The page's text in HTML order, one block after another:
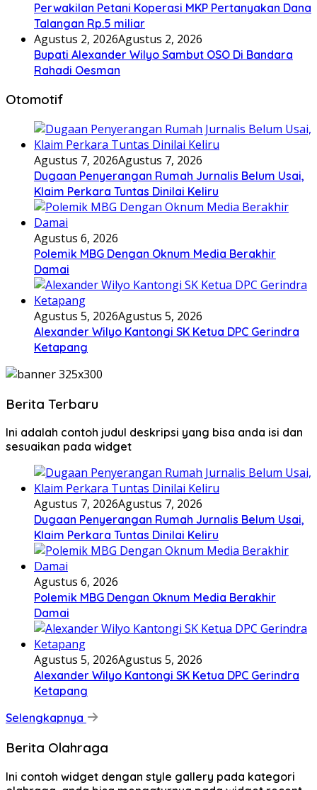
Perwakilan Petani Koperasi MKP Pertanyakan Dana
Talangan Rp.5 miliar
Agustus 2, 2026Agustus 2, 2026
Bupati Alexander Wilyo Sambut OSO Di Bandara
Rahadi Oesman
Otomotif
Agustus 7, 2026Agustus 7, 2026
Dugaan Penyerangan Rumah Jurnalis Belum Usai,
Klaim Perkara Tuntas Dinilai Keliru
Agustus 6, 2026
Polemik MBG Dengan Oknum Media Berakhir
Damai
Agustus 5, 2026Agustus 5, 2026
Alexander Wilyo Kantongi SK Ketua DPC Gerindra
Ketapang
Berita Terbaru
Ini adalah contoh judul deskripsi yang bisa anda isi dan
sesuaikan pada widget
Agustus 7, 2026Agustus 7, 2026
Dugaan Penyerangan Rumah Jurnalis Belum Usai,
Klaim Perkara Tuntas Dinilai Keliru
Agustus 6, 2026
Polemik MBG Dengan Oknum Media Berakhir
Damai
Agustus 5, 2026Agustus 5, 2026
Alexander Wilyo Kantongi SK Ketua DPC Gerindra
Ketapang
Selengkapnya
Berita Olahraga
Ini contoh widget dengan style gallery pada kategori